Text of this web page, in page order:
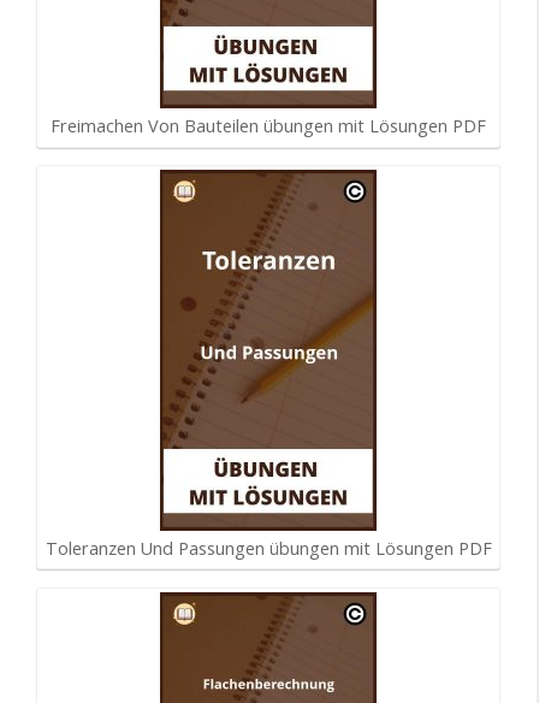
Freimachen Von Bauteilen übungen mit Lösungen PDF
Toleranzen Und Passungen übungen mit Lösungen PDF